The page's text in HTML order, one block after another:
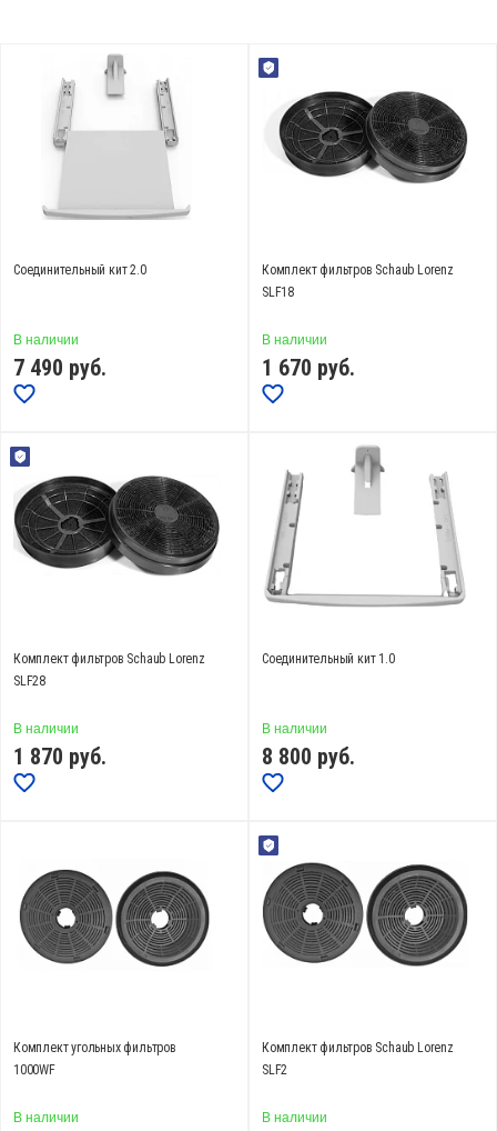
угольные фильтры ( 9)
телескопические направляющие (
Назначение
Показать еще
для вытяжек ( для духовых шкафов (
СБРОСИТЬ
Соединительный кит 2.0
В наличии
7 490 руб.
Комплект фильтров Schaub Lorenz
SLF18
В наличии
1 670 руб.
Комплект фильтров Schaub Lorenz
SLF28
В наличии
1 870 руб.
Соединительный кит 1.0
В наличии
8 800 руб.
Комплект угольных фильтров
1000WF
В наличии
Комплект фильтров Schaub Lorenz
SLF2
В наличии